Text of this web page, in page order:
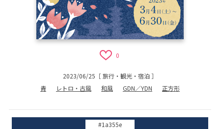
0
2023/06/25 ［旅行・観光・宿泊］
青
レトロ・古風 和風 GDN／YDN 正方形
#1a355e